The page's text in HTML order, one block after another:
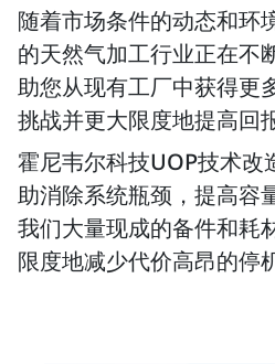
随着市场条件的动态和环
的天然气加工行业正在不
助您从现有工厂中获得更
挑战并更大限度地提高回报
霍尼韦尔科技UOP技术改
助消除系统瓶颈，提高容
我们大量现成的备件和耗
限度地减少代价高昂的停